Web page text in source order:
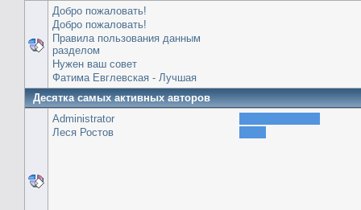
Добро пожаловать!
Добро пожаловать!
Правила пользования данным
разделом
Нужен ваш совет
Фатима Евглевская - Лучшая
Десятка самых активных авторов
Administrator
Леся Ростов